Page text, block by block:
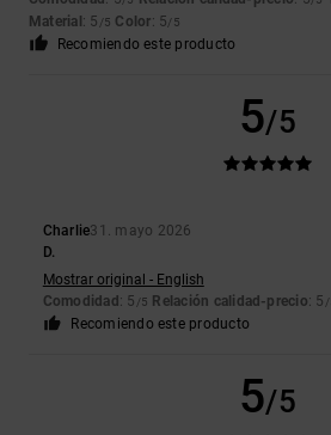
Material : 5 /5 Color: 5/5
Recomiendo este producto
5/5
Charlie31. mayo 2026
D.
Mostrar original - English
Comodidad : 5 /5 Relación calidad-precio: 5 /
Recomiendo este producto
5/5